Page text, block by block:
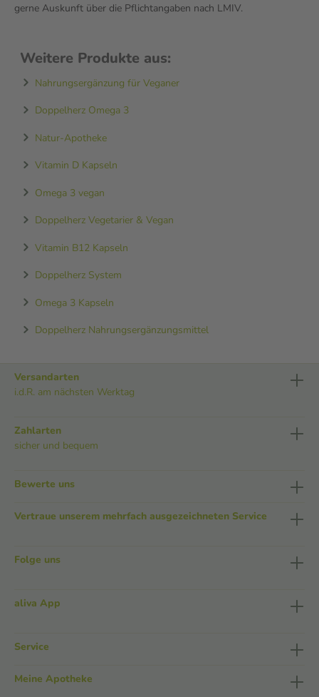
gerne Auskunft über die Pflichtangaben nach LMIV.
Weitere Produkte aus:
Nahrungsergänzung für Veganer
Doppelherz Omega 3
Natur-Apotheke
Vitamin D Kapseln
Omega 3 vegan
Doppelherz Vegetarier & Vegan
Vitamin B12 Kapseln
Doppelherz System
Omega 3 Kapseln
Doppelherz Nahrungsergänzungsmittel
Versandarten
i.d.R. am nächsten Werktag
Zahlarten
sicher und bequem
Bewerte uns
Vertraue unserem mehrfach ausgezeichneten Service
Folge uns
aliva App
Service
Meine Apotheke